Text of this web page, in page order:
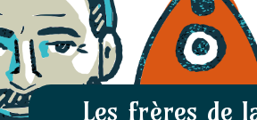
Les frères de